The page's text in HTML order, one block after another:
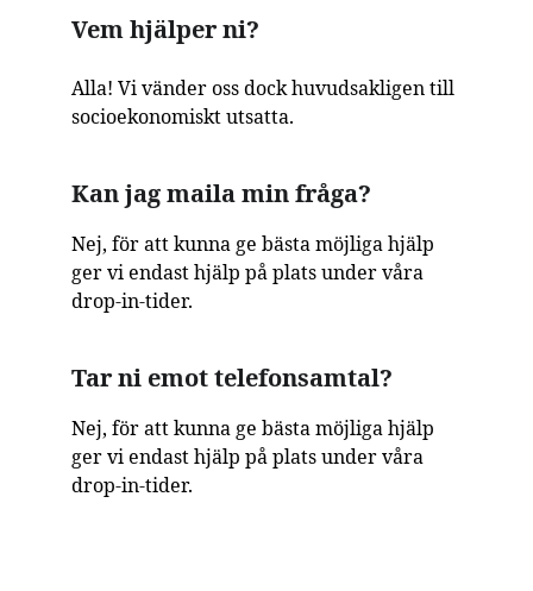
Vem hjälper ni?
Alla! Vi vänder oss dock huvudsakligen till
socioekonomiskt utsatta.
Kan jag maila min fråga?
Nej, för att kunna ge bästa möjliga hjälp
ger vi endast hjälp på plats under våra
drop-in-tider.
Tar ni emot telefonsamtal?
Nej, för att kunna ge bästa möjliga hjälp
ger vi endast hjälp på plats under våra
drop-in-tider.